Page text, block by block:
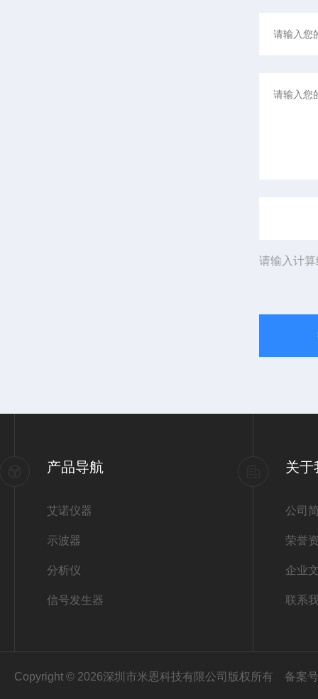
请输入计
产品导航
艾诺仪器
示波器
分析仪
信号发生器
关于
公司
荣誉
企业
联系
Copyright © 2026深圳市米恩科技有限公司版权所有 备案